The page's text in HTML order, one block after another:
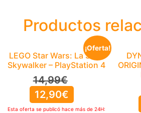
Productos
¡Oferta!
LEGO Star Wars: La Saga
Skywalker – PlayStation 4
14,99€
12,90€
Esta oferta se publicó hace más de 24H: